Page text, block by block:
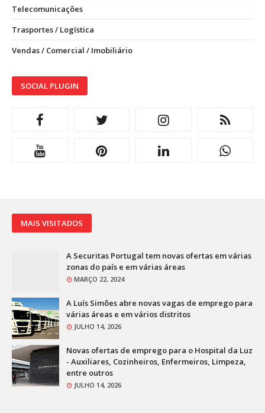
Telecomunicações
Trasportes / Logística
Vendas / Comercial / Imobiliário
SOCIAL PLUGIN
MAIS VISITADOS
A Securitas Portugal tem novas ofertas em várias
zonas do país e em várias áreas
MARÇO 22, 2024
A Luís Simões abre novas vagas de emprego para
várias áreas e em vários distritos
JULHO 14, 2026
Novas ofertas de emprego para o Hospital da Luz
- Auxiliares, Cozinheiros, Enfermeiros, Limpeza,
entre outros
JULHO 14, 2026